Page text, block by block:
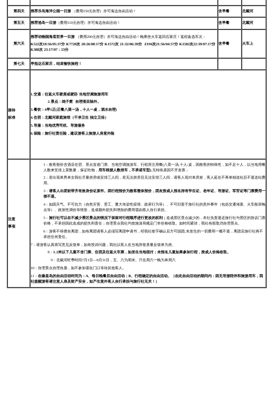
第四天 推荐乐岛海洋公园一日游 （费用150元自理）亦可海边自由活动！ 含早餐 北戴河
第五天 推荐渔岛一日游 （费用110元自理）亦可海边自由活动！ 含早餐 北戴河
第六天
推荐动物园海底世界一日游 （费用200元自理）亦可海边自由活动！晚乘坐火车返回石家庄！返程备选车次：
K522次18:56/05:37分 K7728次 20:26/08:17分 K1572次 21:32/06:39分 Z194次21:56/04:57分 K1582次22:39/07:17分
K388次 23:17/07：23分
含早餐 火车上
第七天 早抵达石家庄，结束愉快旅程！
接待
标准
1.交通：往返火车硬座或硬卧 当地空调旅游用车
2.景点：鸽子窝 自理项目除外。
3.餐饮：4早1正(正餐八菜一汤，十人一桌，酒水自理)
4.住宿：北戴河家庭旅馆（干净卫生 独立卫浴）
5.导服：当地优秀司机、导游服务
6.保险：旅行社责任险，建议游客上旅游人身意外险
注意
事项
1：散客报价含酒店住宿、景点首道门票、当地空调旅游车、行程所注用餐(八菜一汤,十人/桌，因散客的特殊性，如不足十人，以当地用餐
人数来安排上菜数量，保证吃饱，
用车根据人数排车，不承诺车型) ,无特殊原因不开发票；
2：若出现单男单女我社尽量拼房或安排三人间，若无法拼房且无法安排三人间，请客人现付单房差，客人延住不再单独送站且不退送站费
用。
3：请客人出团前带齐有效身份证原件。因行程报价为散客整体报价，团友按成人报名持有学生证、老年证、导游证、军官证等门票费用一
律不退。
4：如因天气、不可抗力（自然灾害、罢工、重大传染性疫情、政府行为等）、不可归责于旅行社的意外事件（包括交通堵塞、火车航班晚
点等）、政策性调价等情形，造成额外损失和增加的费用需由客人自行承担。
5：旅行社可以在不减少景区景点的情况下保留对行程顺序进行更改的权利；造成景区景点减少的，本社负责退还旅行社与景区的协议门票
价格，不承担因此造成的损失和责任；自理景点我社均按旅游局规定门市价格收取。如时间紧张，我社有权取消自理景点。
6：游客不得擅自离团，如有离团请客人必须写离团申请书，经我社签字确认后方可脱团,未发生的一切费用一概不退，离团后旅行社将不
承担任何责任。
7：请游客认真填写意见反馈单，如有投诉问题，我社以客人在当地所签质量反馈单为准。
8：1.2米以下儿童不含门票、住宿及往返火车票，如发生当地现付；未报名儿童如果参加行程，按成人价格收取。
9：北戴河旺季时间7月1日—8月31日，五、六为周末。只住周六一晚为单周六
10：自理景点自理自愿，如不参加需在门口等待其他客人。
11：在秦皇岛的自由活动时间为：A、每日晚餐后自由活动；B、行程确定的自由活动。（在此自由活动的期间内：因无导游陪伴和旅游用车，我
社提醒游客请注意人身及财产安全，如产生意外客人自行承担与旅行社无关！）